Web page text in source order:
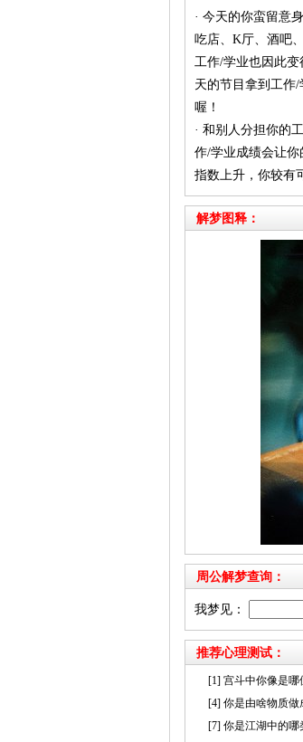
· 今天的你蛮留意
吃店、K厅、酒吧
工作/学业也因此
天的节目拿到工作
喔！
· 和别人分担你的
作/学业成绩会让
指数上升，你较有
解梦图释：
周公解梦查询：
我梦见：
推荐心理测试：
[1] 宫斗中你像是哪
[4] 你是由啥物质做
[7] 你是江湖中的哪